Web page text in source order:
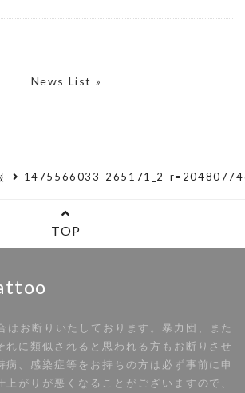
News List »
1475566033-265171_2-
TOP
はお断りいたしております。暴力団、また
れに類似されると思われる方もお断りさせ
病、感染症等をお持ちの方は必ず事前に申
上がりが悪くなることがございますので、